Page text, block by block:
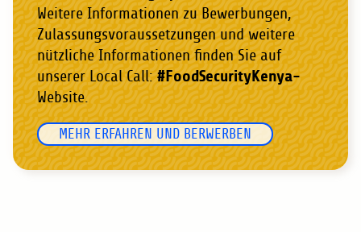
Weitere Informationen zu Bewerbungen,
Zulassungsvoraussetzungen und weitere
nützliche Informationen finden Sie auf
unserer Local Call:#FoodSecurityKenya-
Website.
MEHR ERFAHREN UND BERWERBEN